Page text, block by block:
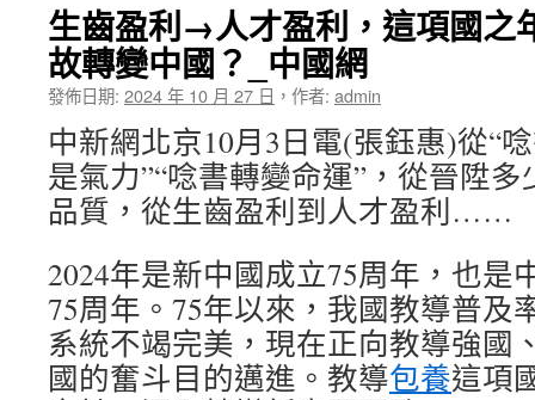
生齒盈利→人才盈利，這項國之
故轉變中國？_中國網
發佈日期: 2024 年 10 月 27 日 ， 作者: admin
中新網北京10月3日電(張鈺惠)從“
是氣力”“唸書轉變命運”，從晉陞
品質，從生齒盈利到人才盈利……
2024年是新中國成立75周年，也是
75周年。75年以來，我國教導普及
系統不竭完美，現在正向教導強國
國的奮斗目的邁進。教導包養這項